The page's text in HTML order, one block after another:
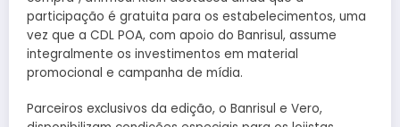
participação é gratuita para os estabelecimentos, uma
vez que a CDL POA, com apoio do Banrisul, assume
integralmente os investimentos em material
promocional e campanha de mídia.
Parceiros exclusivos da edição, o Banrisul e Vero,